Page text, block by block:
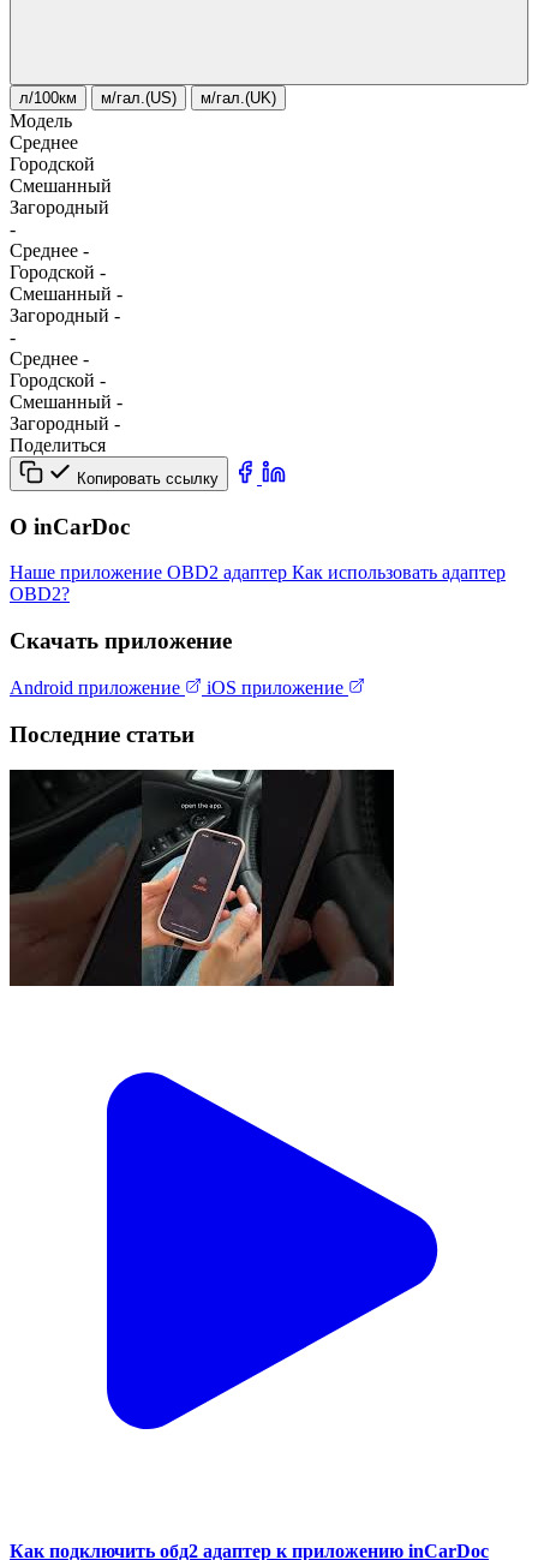
л/100км м/гал.(US) м/гал.(UK)
Модель
Среднее
Городской
Смешанный
Загородный
-
Среднее -
Городской -
Смешанный -
Загородный -
-
Среднее -
Городской -
Смешанный -
Загородный -
Поделиться
Копировать ссылку
О inCarDoc
Наше приложение OBD2 адаптер Как использовать адаптер
OBD2?
Скачать приложение
Android приложение iOS приложение
Последние статьи
Как подключить обд2 адаптер к приложению inCarDoc